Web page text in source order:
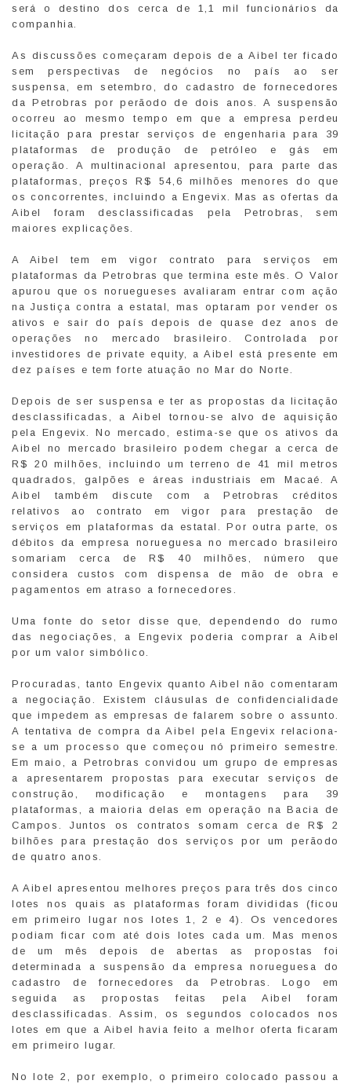
será o destino dos cerca de 1,1 mil funcionários da
companhia.
As discussões começaram depois de a Aibel ter ficado
sem perspectivas de negócios no país ao ser
suspensa, em setembro, do cadastro de fornecedores
da Petrobras por perãodo de dois anos. A suspensão
ocorreu ao mesmo tempo em que a empresa perdeu
licitação para prestar serviços de engenharia para 39
plataformas de produção de petróleo e gás em
operação. A multinacional apresentou, para parte das
plataformas, preços R$ 54,6 milhões menores do que
os concorrentes, incluindo a Engevix. Mas as ofertas da
Aibel foram desclassificadas pela Petrobras, sem
maiores explicações.
A Aibel tem em vigor contrato para serviços em
plataformas da Petrobras que termina este mês. O Valor
apurou que os noruegueses avaliaram entrar com ação
na Justiça contra a estatal, mas optaram por vender os
ativos e sair do país depois de quase dez anos de
operações no mercado brasileiro. Controlada por
investidores de private equity, a Aibel está presente em
dez países e tem forte atuação no Mar do Norte.
Depois de ser suspensa e ter as propostas da licitação
desclassificadas, a Aibel tornou-se alvo de aquisição
pela Engevix. No mercado, estima-se que os ativos da
Aibel no mercado brasileiro podem chegar a cerca de
R$ 20 milhões, incluindo um terreno de 41 mil metros
quadrados, galpões e áreas industriais em Macaé. A
Aibel também discute com a Petrobras créditos
relativos ao contrato em vigor para prestação de
serviços em plataformas da estatal. Por outra parte, os
débitos da empresa norueguesa no mercado brasileiro
somariam cerca de R$ 40 milhões, número que
considera custos com dispensa de mão de obra e
pagamentos em atraso a fornecedores.
Uma fonte do setor disse que, dependendo do rumo
das negociações, a Engevix poderia comprar a Aibel
por um valor simbólico.
Procuradas, tanto Engevix quanto Aibel não comentaram
a negociação. Existem cláusulas de confidencialidade
que impedem as empresas de falarem sobre o assunto.
A tentativa de compra da Aibel pela Engevix relaciona-
se a um processo que começou nó primeiro semestre.
Em maio, a Petrobras convidou um grupo de empresas
a apresentarem propostas para executar serviços de
construção, modificação e montagens para 39
plataformas, a maioria delas em operação na Bacia de
Campos. Juntos os contratos somam cerca de R$ 2
bilhões para prestação dos serviços por um perãodo
de quatro anos.
A Aibel apresentou melhores preços para três dos cinco
lotes nos quais as plataformas foram divididas (ficou
em primeiro lugar nos lotes 1, 2 e 4). Os vencedores
podiam ficar com até dois lotes cada um. Mas menos
de um mês depois de abertas as propostas foi
determinada a suspensão da empresa norueguesa do
cadastro de fornecedores da Petrobras. Logo em
seguida as propostas feitas pela Aibel foram
desclassificadas. Assim, os segundos colocados nos
lotes em que a Aibel havia feito a melhor oferta ficaram
em primeiro lugar.
No lote 2, por exemplo, o primeiro colocado passou a